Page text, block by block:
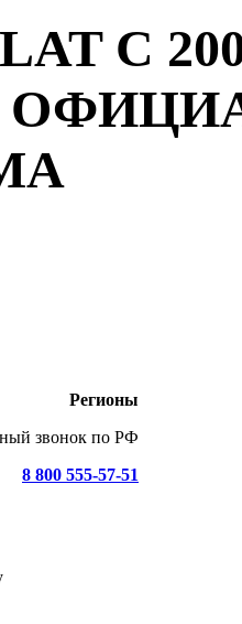
С
Регионы
звонок по РФ
8 800 555-57-51